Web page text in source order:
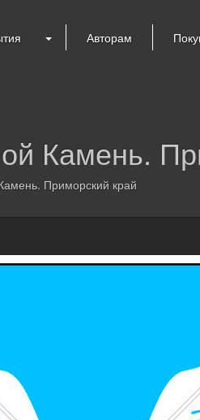
Авторам
Камень.
Приморский край